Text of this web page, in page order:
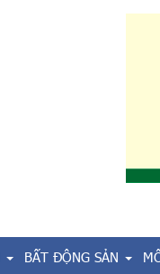
BẤT ĐỘNG SẢN